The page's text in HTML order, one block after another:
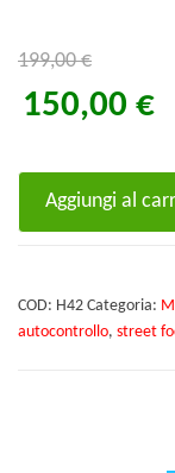
199,00€
150,00 €
Modello
Aggiungi al
COD: H42 Categoria:
autocontrollo, street